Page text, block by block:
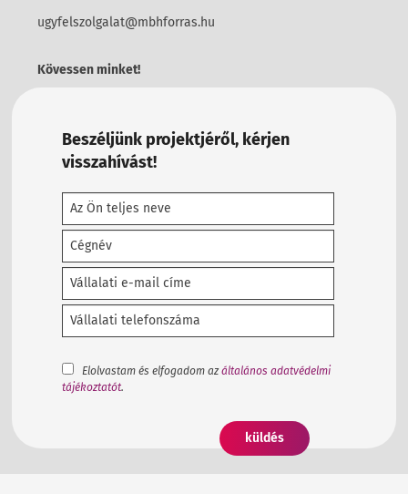
ugyfelszolgalat@mbhforras.hu
Kövessen minket!
Beszéljünk projektjéről, kérjen
visszahívást!
Elolvastam és elfogadom azáltalános adatvédelmi
tájékoztatót.